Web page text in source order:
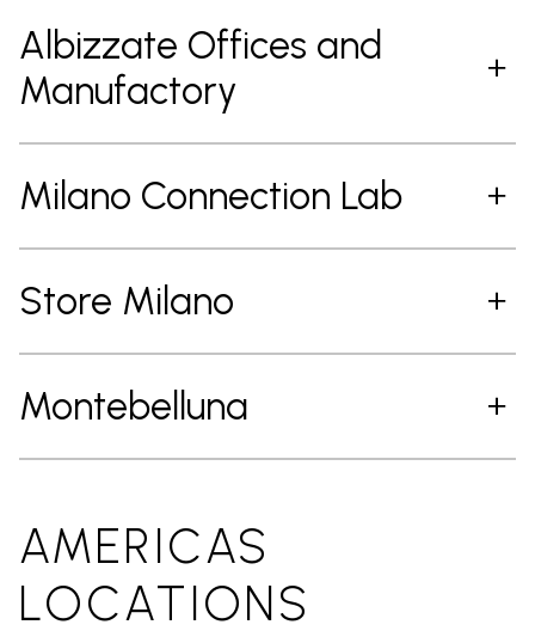
Albizzate Offices and
Manufactory
Milano Connection Lab
Store Milano
Montebelluna
AMERICAS
LOCATIONS